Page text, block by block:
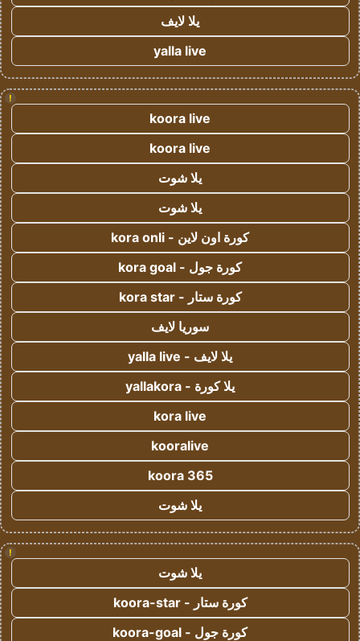
يلا لايف
yalla live
!
koora live
koora live
يلا شوت
يلا شوت
كورة اون لاين - kora onli
كورة جول - kora goal
كورة ستار - kora star
سوريا لايف
يلا لايف - yalla live
يلا كورة - yallakora
kora live
kooralive
koora 365
يلا شوت
!
يلا شوت
كورة ستار - koora-star
كورة جول - koora-goal